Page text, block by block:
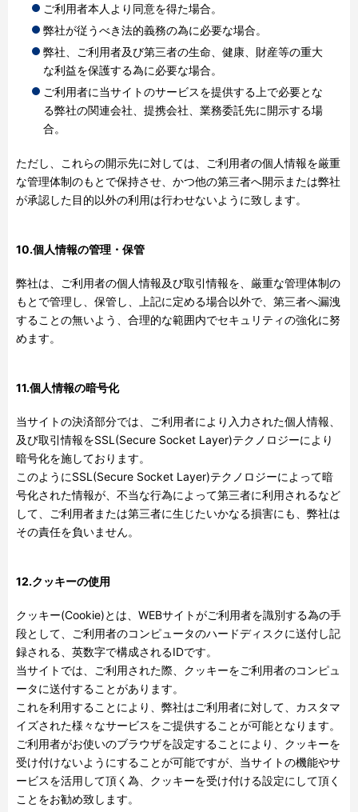
ご利用者本人より同意を得た場合。
弊社が従うべき法的義務の為に必要な場合。
弊社、ご利用者及び第三者の生命、健康、財産等の重大
な利益を保護する為に必要な場合。
ご利用者に当サイトのサービスを提供する上で必要とな
る弊社の関連会社、提携会社、業務委託先に開示する場
合。
ただし、これらの開示先に対しては、ご利用者の個人情報を厳重
な管理体制のもとで保持させ、かつ他の第三者へ開示または弊社
が承認した目的以外の利用は行わせないように致します。
10.個人情報の管理・保管
弊社は、ご利用者の個人情報及び取引情報を、厳重な管理体制の
もとで管理し、保管し、上記に定める場合以外で、第三者へ漏洩
することの無いよう、合理的な範囲内でセキュリティの強化に努
めます。
11.個人情報の暗号化
当サイトの決済部分では、ご利用者により入力された個人情報、
及び取引情報をSSL(Secure Socket Layer)テクノロジーにより
暗号化を施しております。
このようにSSL(Secure Socket Layer)テクノロジーによって暗
号化された情報が、不当な行為によって第三者に利用されるなど
して、ご利用者または第三者に生じたいかなる損害にも、弊社は
その責任を負いません。
12.クッキーの使用
クッキー(Cookie)とは、 WEBサイトがご利用者を識別する為の手
段として、ご利用者のコンピュータのハードディスクに送付し記
録される、英数字で構成されるIDです。
当サイトでは、ご利用された際、クッキーをご利用者のコンピュ
ータに送付することがあります。
これを利用することにより、弊社はご利用者に対して、カスタマ
イズされた様々なサービスをご提供することが可能となります。
ご利用者がお使いのブラウザを設定することにより、クッキーを
受け付けないようにすることが可能ですが、当サイトの機能やサ
ービスを活用して頂く為、クッキーを受け付ける設定にして頂く
ことをお勧め致します。